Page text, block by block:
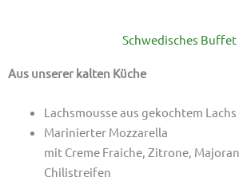
Schwedisches Buffet
Aus unserer kalten Küche
Lachsmousse aus gekochtem
Marinierter Mozzarella
mit Creme Fraiche, Zitrone,
Chilistreifen